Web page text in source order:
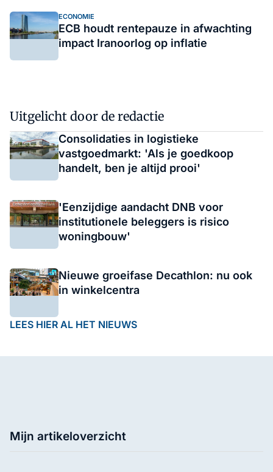
ECONOMIE
ECB houdt rentepauze in afwachting
impact Iranoorlog op inflatie
Uitgelicht door de redactie
Consolidaties in logistieke
vastgoedmarkt: 'Als je goedkoop
handelt, ben je altijd prooi'
'Eenzijdige aandacht DNB voor
institutionele beleggers is risico
woningbouw'
Nieuwe groeifase Decathlon: nu ook
in winkelcentra
LEES HIER AL HET NIEUWS
Mijn artikeloverzicht